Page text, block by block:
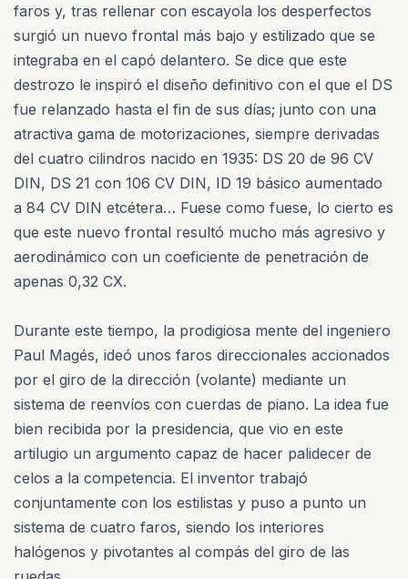
faros y, tras rellenar con escayola los desperfectos
surgió un nuevo frontal más bajo y estilizado que se
integraba en el capó delantero. Se dice que este
destrozo le inspiró el diseño definitivo con el que el DS
fue relanzado hasta el fin de sus días; junto con una
atractiva gama de motorizaciones, siempre derivadas
del cuatro cilindros nacido en 1935: DS 20 de 96 CV
DIN, DS 21 con 106 CV DIN, ID 19 básico aumentado
a 84 CV DIN etcétera… Fuese como fuese, lo cierto es
que este nuevo frontal resultó mucho más agresivo y
aerodinámico con un coeficiente de penetración de
apenas 0,32 CX.
Durante este tiempo, la prodigiosa mente del ingeniero
Paul Magés, ideó unos faros direccionales accionados
por el giro de la dirección (volante) mediante un
sistema de reenvíos con cuerdas de piano. La idea fue
bien recibida por la presidencia, que vio en este
artilugio un argumento capaz de hacer palidecer de
celos a la competencia. El inventor trabajó
conjuntamente con los estilistas y puso a punto un
sistema de cuatro faros, siendo los interiores
halógenos y pivotantes al compás del giro de las